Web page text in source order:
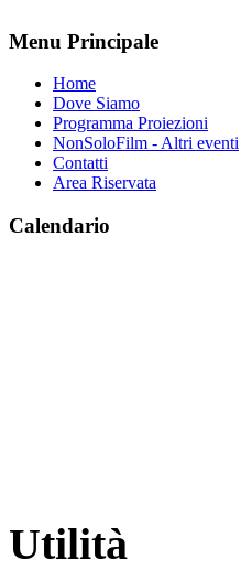
Menu Principale
Home
Dove Siamo
Programma Proiezioni
NonSoloFilm - Altri eventi
Contatti
Area Riservata
Calendario
Utilità